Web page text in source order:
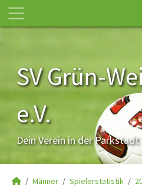
SV Grün-
e.V.
Dein Verein in der
Männer Spielerstatistik